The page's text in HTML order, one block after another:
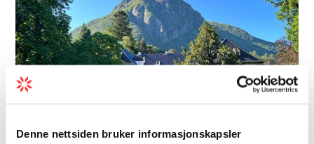
Denne nettsiden bruker informasjonskapsler